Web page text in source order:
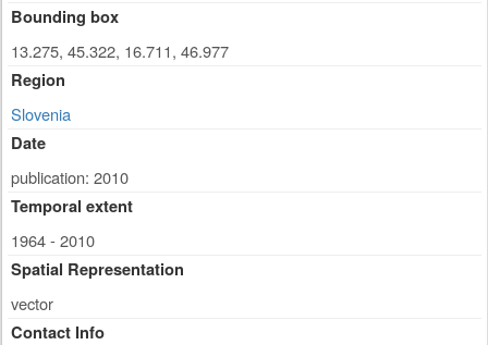
Bounding box
13.275, 45.322, 16.711, 46.977
Region
Slovenia
Date
publication: 2010
Temporal extent
1964 - 2010
Spatial Representation
vector
Contact Info